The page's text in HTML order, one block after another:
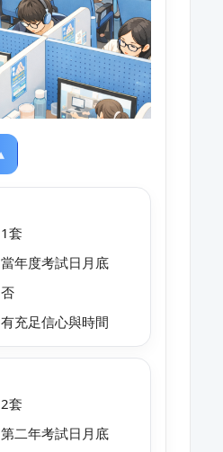
1套
當年度考試日月底
否
有充足信心與時間
2套
第二年考試日月底